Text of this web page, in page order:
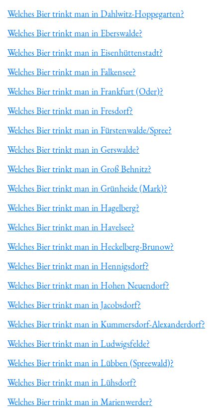
Welches Bier trinkt man in Dahlwitz-Hoppegarten?
Welches Bier trinkt man in Eberswalde?
Welches Bier trinkt man in Eisenhüttenstadt?
Welches Bier trinkt man in Falkensee?
Welches Bier trinkt man in Frankfurt (Oder)?
Welches Bier trinkt man in Fresdorf?
Welches Bier trinkt man in Fürstenwalde/Spree?
Welches Bier trinkt man in Gerswalde?
Welches Bier trinkt man in Groß Behnitz?
Welches Bier trinkt man in Grünheide (Mark)?
Welches Bier trinkt man in Hagelberg?
Welches Bier trinkt man in Havelsee?
Welches Bier trinkt man in Heckelberg-Brunow?
Welches Bier trinkt man in Hennigsdorf?
Welches Bier trinkt man in Hohen Neuendorf?
Welches Bier trinkt man in Jacobsdorf?
Welches Bier trinkt man in Kummersdorf-Alexanderdorf?
Welches Bier trinkt man in Ludwigsfelde?
Welches Bier trinkt man in Lübben (Spreewald)?
Welches Bier trinkt man in Lühsdorf?
Welches Bier trinkt man in Marienwerder?